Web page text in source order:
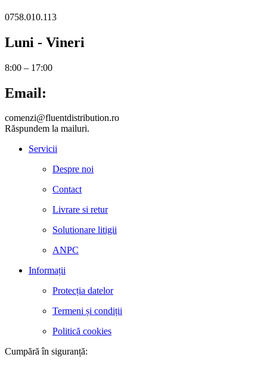
0758.010.113
Luni - Vineri
8:00 – 17:00
Email:
comenzi@fluentdistribution.ro
Răspundem la mailuri.
Servicii
Despre noi
Contact
Livrare si retur
Solutionare litigii
ANPC
Informații
Protecția datelor
Termeni și condiții
Politică cookies
Cumpără în siguranță: